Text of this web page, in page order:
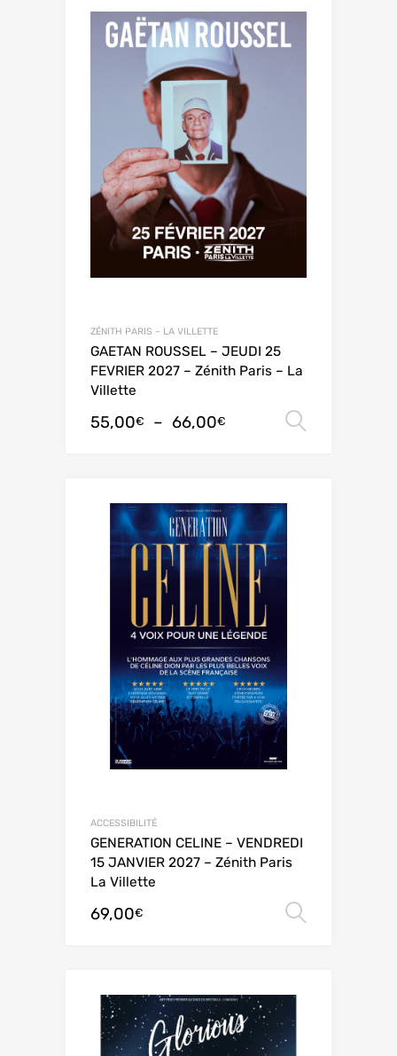
ZÉNITH PARIS – LA VILLETTE
GAETAN ROUSSEL – JEUDI 25
FEVRIER 2027 – Zénith Paris – La
Villette
55,00€ – 66,00€
ACCESSIBILITÉ
GENERATION CELINE – VENDREDI
15 JANVIER 2027 – Zénith Paris
La Villette
69,00€